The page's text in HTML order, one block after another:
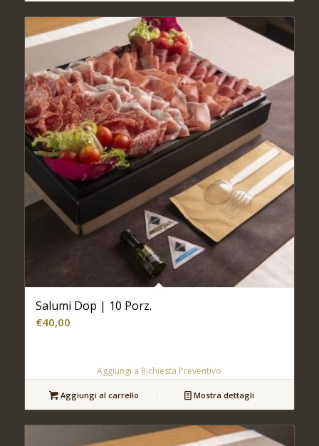
Salumi Dop | 10 Porz.
€40,00
Aggiungi a Richiesta Preventivo
Aggiungi al carrello Mostra dettagli